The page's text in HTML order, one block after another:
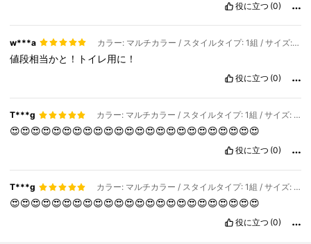
役に立つ (0)
w***a カラー: マルチカラー / スタイルタイプ: 1組 / サイズ: グレー
値段相当かと！トイレ用に！
役に立つ (0)
T***g カラー: マルチカラー / スタイルタイプ: 1組 / サイズ: グレー
😍😍😍😍😍😍😍😍😍😍😍😍😍😍😍😍😍😍😍😍😍😍😍😍
役に立つ (0)
T***g カラー: マルチカラー / スタイルタイプ: 1組 / サイズ: グレー
😍😍😍😍😍😍😍😍😍😍😍😍😍😍😍😍😍😍😍😍😍😍😍😍
役に立つ (0)